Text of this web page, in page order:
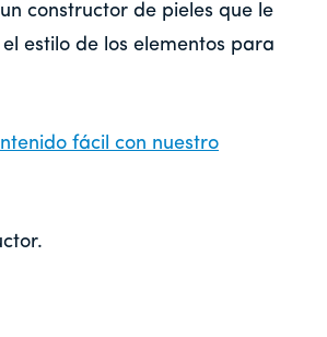
constructor de pieles que le
estilo de los elementos para
fácil con nuestro